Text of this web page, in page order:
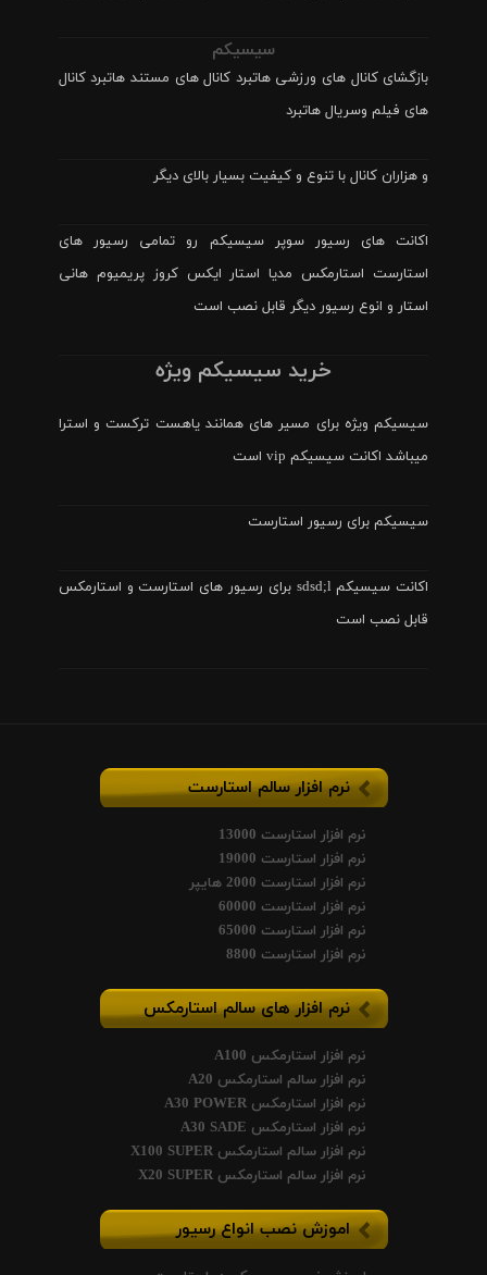
سیسیکم
بازگشای کانال های ورزشی هاتبرد کانال های مستند هاتبرد کانال
های فیلم وسریال هاتبرد
و هزاران کانال با تنوع و کیفیت بسیار بالای دیگر
اکانت های رسیور سوپر سیسیکم رو تمامی رسیور های
استارست استارمکس مدیا استار ایکس کروز پریمیوم هانی
استار و انوع رسیور دیگر قابل نصب است
خرید سیسیکم ویژه
سیسیکم ویژه برای مسیر های همانند یاهست ترکست و استرا
میباشد اکانت سیسیکم vip است
سیسیکم برای رسیور استارست
اکانت سیسیکم sdsd;l برای رسیور های استارست و استارمکس
قابل نصب است
نرم افزار سالم استارست
نرم افزار استارست 13000
نرم افزار استارست 19000
نرم افزار استارست 2000 هایپر
نرم افزار استارست 60000
نرم افزار استارست 65000
نرم افزار استارست 8800
نرم افزار های سالم استارمکس
نرم افزار استارمکس A100
نرم افزار سالم استارمکس A20
نرم افزار استارمکس A30 POWER
نرم افزار استارمکس A30 SADE
نرم افزار سالم استارمکس X100 SUPER
نرم افزار سالم استارمکس X20 SUPER
اموزش نصب انواع رسیور